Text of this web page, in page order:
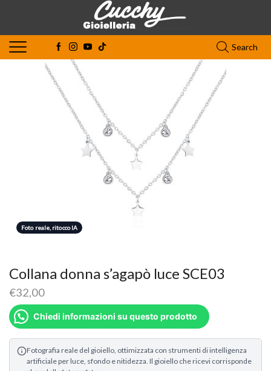
Search
Foto reale, ritocco IA
Collana donna s’agapò luce SCE03
€32,00
Chiedi informazioni su questo prodotto
Fotografia reale del gioiello, ottimizzata con strumenti di intelligenza
artificiale per luce, sfondo e nitidezza. Il gioiello che ricevi corrisponde